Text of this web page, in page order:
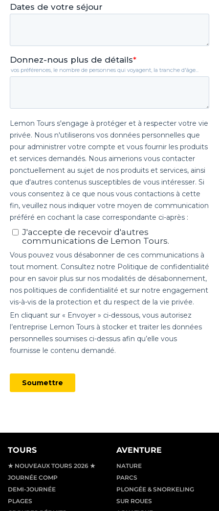
TOURS
★ NOUVEAUX TOURS 2026 ★
JOURNÉE COMP
DEMI-JOURNÉE
PLAGES
AVENTURE
NATURE
PARCS
PLONGÉE & SNORKELING
SUR ROUES